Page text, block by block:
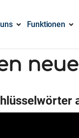
Funktionen